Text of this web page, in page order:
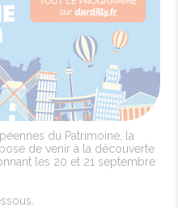
du Patrimoine, la
de venir à la découverte
les 20 et 21 septembre